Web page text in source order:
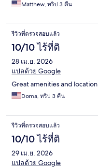
Matthew, ทริป 3 คืน
รีวิวที่ตรวจสอบแล้ว
10/10 ไร้ที่ติ
28 เม.ย. 2026
แปลด้วย Google
Great amenities and location
Doma, ทริป 3 คืน
รีวิวที่ตรวจสอบแล้ว
10/10 ไร้ที่ติ
29 เม.ย. 2026
แปลด้วย Google